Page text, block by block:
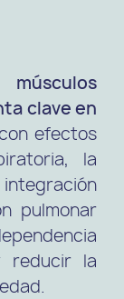
clave en
efectos
la
pulmonar
reducir la